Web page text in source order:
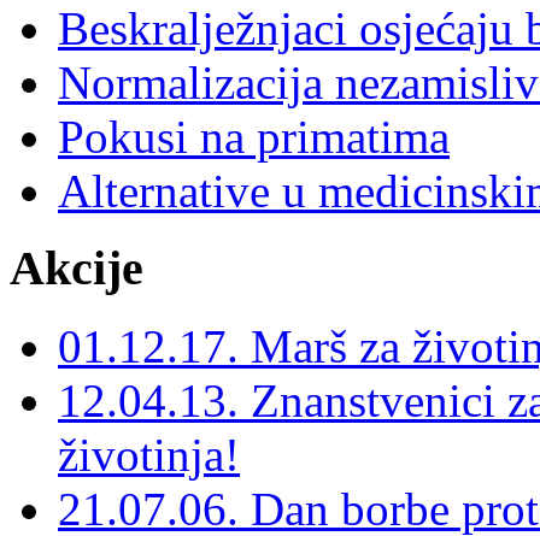
Beskralježnjaci osjećaju
Normalizacija
Pokusi na primatima
Alternative u
Akcije
01.12.17. Marš za
12.04.13. Znanstvenici
životinja!
21.07.06. Dan borbe